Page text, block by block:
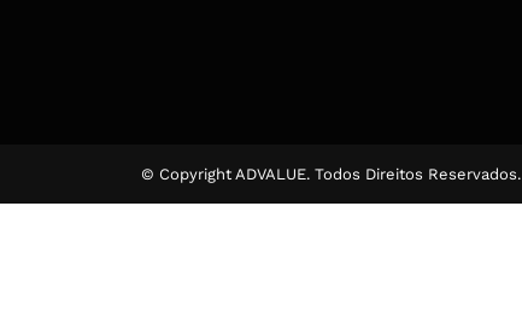
© Copyright ADVALUE. Todos Direitos Reservados.